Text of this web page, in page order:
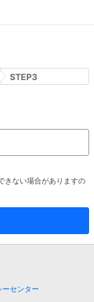
STEP3
きない場合がありますの
ーセンター